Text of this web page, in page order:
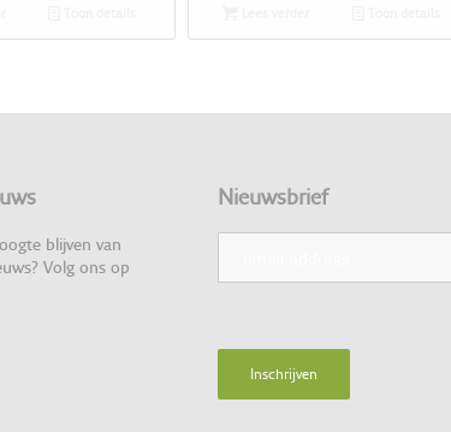
blijven van
Volg ons op
Nieuwsbrief